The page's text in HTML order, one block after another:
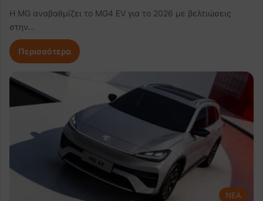
Η MG αναβαθμίζει το MG4 EV για το 2026 με βελτιώσεις
στην…
Περισσότερα
NEA